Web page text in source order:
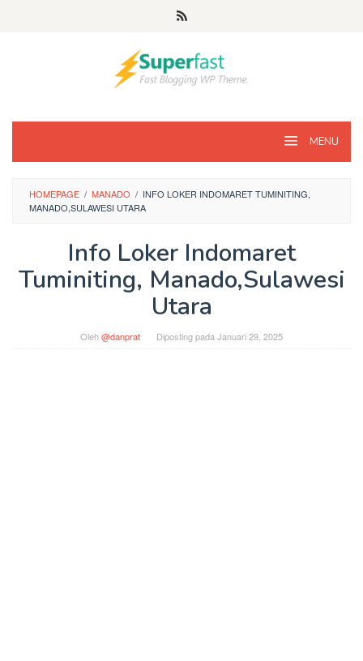
MENU
HOMEPAGE / MANADO / INFO LOKER INDOMARET TUMINITING,
MANADO,SULAWESI UTARA
Info Loker Indomaret
Tuminiting, Manado,Sulawesi
Utara
Oleh@danprat Diposting pada Januari 29, 2025